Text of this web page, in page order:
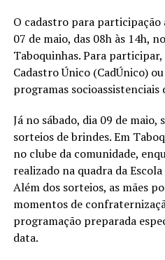
O cadastro para participação
07 de maio, das 08h às 14h,
Taboquinhas. Para
Cadastro Único (CadÚnico)
programas
Já no sábado, dia 09 de maio,
sorteios de brindes. Em
no clube da comunidade,
realizado na quadra da
Além dos sorteios, as mães
momentos de
programação preparada
data.